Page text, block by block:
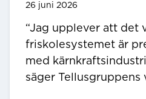
26 juni 2026
“Jag upplever att det
friskolesystemet är
med
säger Tellusgruppens